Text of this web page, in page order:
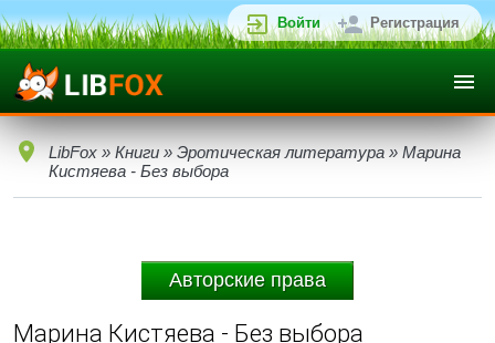
Войти Регистрация
LibFox » Книги » Эротическая литература » Марина
Кистяева - Без выбора
Авторские права
Марина Кистяева - Без выбора